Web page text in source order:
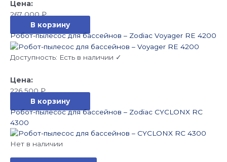
267 000₽
В корзину
Робот-пылесос для бассейнов – Zodiac Voyager RE 4200
Доступность: Есть в наличии ✓
226 500₽
В корзину
Робот-пылесос для бассейнов – Zodiac CYCLONX RC
4300
Нет в наличии